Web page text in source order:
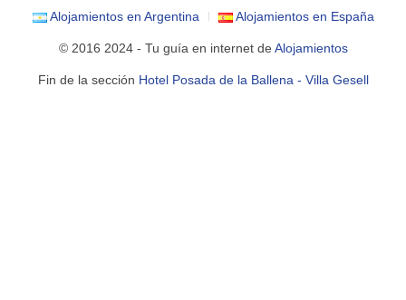
Alojamientos en Argentina Alojamientos en España
© 2016 2024 - Tu guía en internet de Alojamientos
Fin de la sección Hotel Posada de la Ballena - Villa Gesell